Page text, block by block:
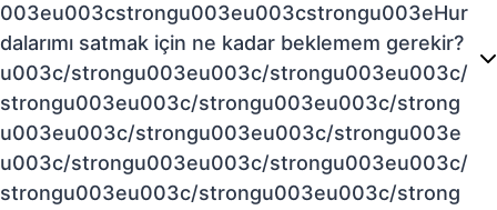
003eu003cstrongu003eu003cstrongu003eHur
dalarımı satmak için ne kadar beklemem gerekir?
u003c/strongu003eu003c/strongu003eu003c/
strongu003eu003c/strongu003eu003c/strong
u003eu003c/strongu003eu003c/strongu003e
u003c/strongu003eu003c/strongu003eu003c/
strongu003eu003c/strongu003eu003c/strong